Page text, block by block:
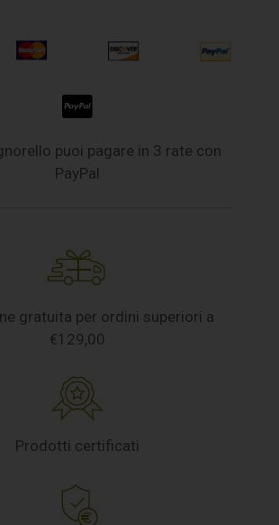
puoi pagare in 3 rate con
PayPal
gratuita per ordini superiori a
€129,00
Prodotti certificati